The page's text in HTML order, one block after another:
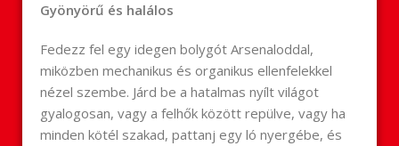
Gyönyörű és halálos
Fedezz fel egy idegen bolygót Arsenaloddal,
miközben mechanikus és organikus ellenfelekkel
nézel szembe. Járd be a hatalmas nyílt világot
gyalogosan, vagy a felhők között repülve, vagy ha
minden kötél szakad, pattanj egy ló nyergébe, és